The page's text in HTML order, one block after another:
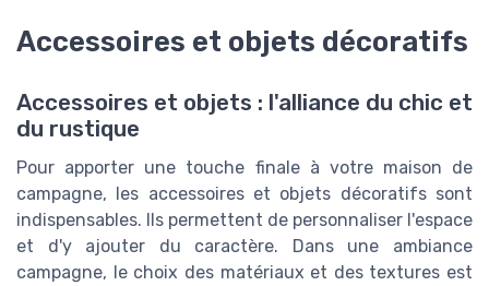
Accessoires et objets décoratifs
Accessoires et objets : l'alliance du chic et
du rustique
Pour apporter une touche finale à votre maison de
campagne, les accessoires et objets décoratifs sont
indispensables. Ils permettent de personnaliser l'espace
et d'y ajouter du caractère. Dans une ambiance
campagne, le choix des matériaux et des textures est